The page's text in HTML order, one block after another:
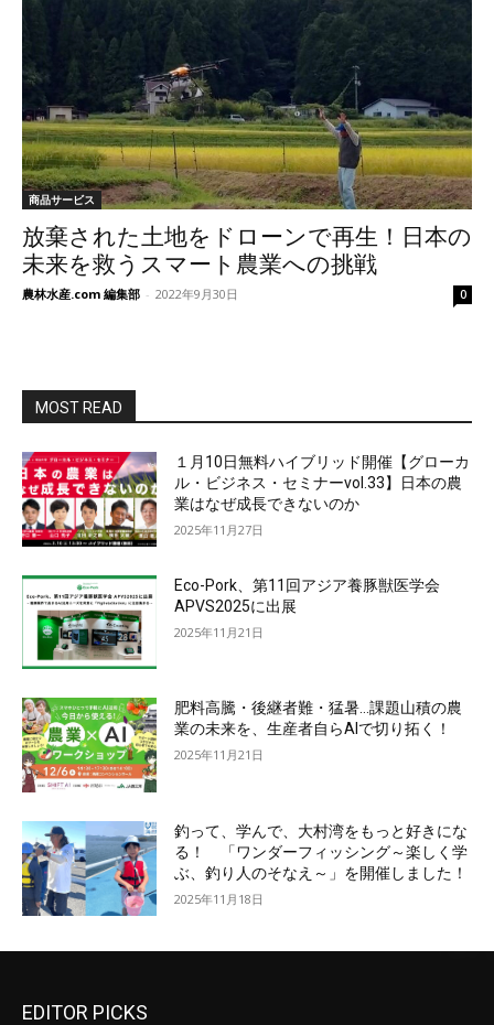
商品サービス
放棄された土地をドローンで再生！日本の
未来を救うスマート農業への挑戦
農林水産.com 編集部 - 2022年9月30日 0
MOST READ
１月10日無料ハイブリッド開催【グローカ
ル・ビジネス・セミナーvol.33】日本の農
業はなぜ成長できないのか
2025年11月27日
Eco-Pork、第11回アジア養豚獣医学会
APVS2025に出展
2025年11月21日
肥料高騰・後継者難・猛暑…課題山積の農
業の未来を、生産者自らAIで切り拓く！
2025年11月21日
釣って、学んで、大村湾をもっと好きにな
る！ 「ワンダーフィッシング～楽しく学
ぶ、釣り人のそなえ～」を開催しました！
2025年11月18日
EDITOR PICKS